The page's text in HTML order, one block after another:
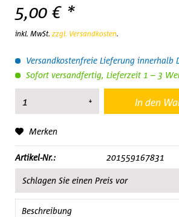
5,00 € *
inkl. MwSt. zzgl. Versandkosten.
Versandkostenfreie Lieferung innerhalb
Sofort versandfertig, Lieferzeit 1 – 3
In den
Merken
Artikel-Nr.: 201559167831
Schlagen Sie einen Preis vor
Beschreibung